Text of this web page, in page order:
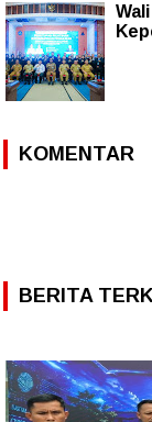
KOMENTAR
BERITA